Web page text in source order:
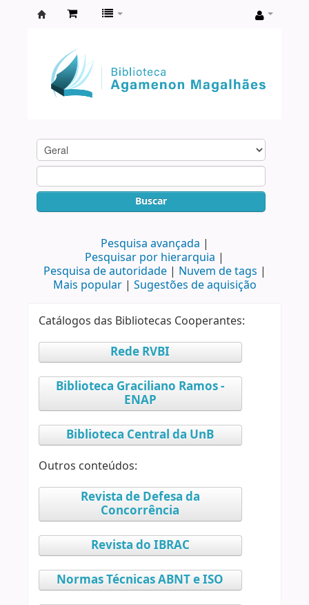
Agamenon
Magalhães
Buscar
Pesquisa avançada
Pesquisar por hierarquia
Pesquisa de autoridade
Nuvem de tags
Mais popular
Sugestões de aquisição
Catálogos das Bibliotecas Cooperantes:
Rede RVBI
Biblioteca Graciliano Ramos -
ENAP
Biblioteca Central da UnB
Outros conteúdos:
Revista de Defesa da
Concorrência
Revista do IBRAC
Normas Técnicas ABNT e ISO